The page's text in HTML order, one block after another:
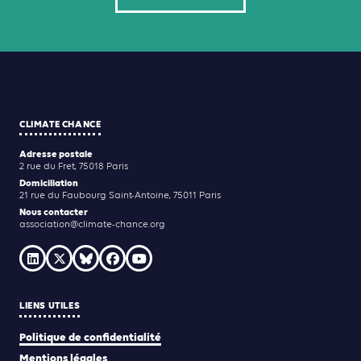
CLIMATE CHANCE
Adresse postale
2 rue du Fret, 75018 Paris
Domiciliation
21 rue du Faubourg Saint-Antoine, 75011 Paris
Nous contacter
association@climate-chance.org
LIENS UTILES
Politique de confidentialité